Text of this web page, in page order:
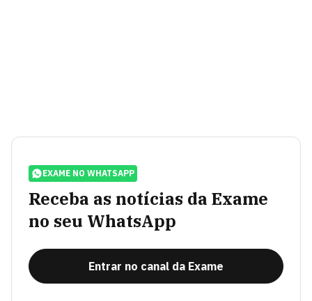
EXAME NO WHATSAPP
Receba as notícias da Exame
no seu WhatsApp
Entrar no canal da Exame